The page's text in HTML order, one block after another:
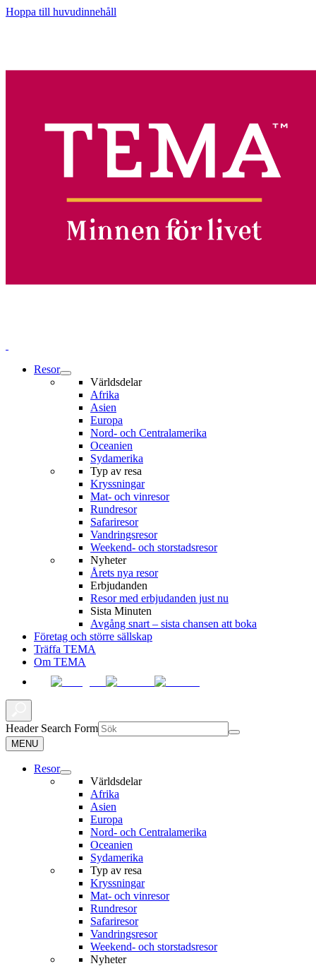
Hoppa till huvudinnehåll
Resor
Världsdelar
Afrika
Asien
Europa
Nord- och Centralamerika
Oceanien
Sydamerika
Typ av resa
Kryssningar
Mat- och vinresor
Rundresor
Safariresor
Vandringsresor
Weekend- och storstadsresor
Nyheter
Årets nya resor
Erbjudanden
Resor med erbjudanden just nu
Sista Minuten
Avgång snart – sista chansen att boka
Företag och större sällskap
Träffa TEMA
Om TEMA
Header Search Form
MENU
Resor
Världsdelar
Afrika
Asien
Europa
Nord- och Centralamerika
Oceanien
Sydamerika
Typ av resa
Kryssningar
Mat- och vinresor
Rundresor
Safariresor
Vandringsresor
Weekend- och storstadsresor
Nyheter